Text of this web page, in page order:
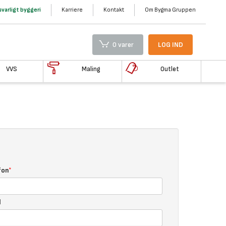
byggeri Karriere Kontakt Om Bygma Gruppen
0 varer LOG IND
VVS Maling Outlet